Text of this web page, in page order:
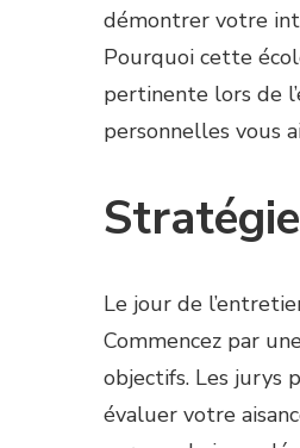
démontrer votre
Pourquoi cette
pertinente lors de
personnelles vous
Le jour de
Commencez par
objectifs. Les jurys
évaluer votre